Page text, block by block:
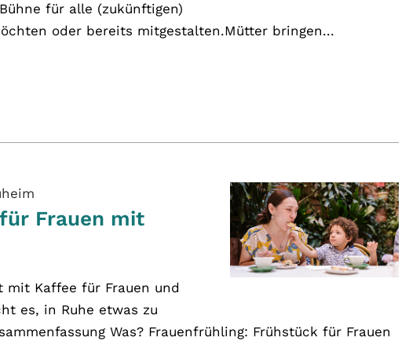
für alle (zukünftigen)
oder bereits mitgestalten.Mütter bringen...
Frauen mit
Kaffee für Frauen und
es, in Ruhe etwas zu
Was? Frauenfrühling: Frühstück für Frauen